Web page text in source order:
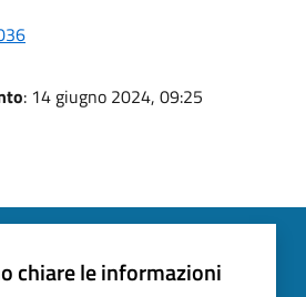
: 14 giugno 2024, 09:25
chiare le informazioni